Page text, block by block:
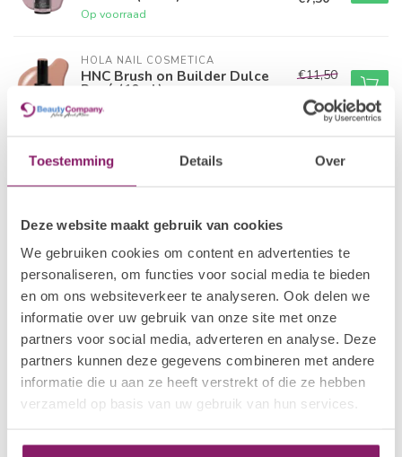
Toestemming Details Over
Deze website maakt gebruik van cookies
We gebruiken cookies om content en advertenties te
personaliseren, om functies voor social media te bieden
en om ons websiteverkeer te analyseren. Ook delen we
informatie over uw gebruik van onze site met onze
partners voor social media, adverteren en analyse. Deze
partners kunnen deze gegevens combineren met andere
informatie die u aan ze heeft verstrekt of die ze hebben
verzameld op basis van uw gebruik van hun services.
Op voorraad
HOLA NAIL COSMETICA
HNC Brush on Builder Dulce
Rosé (10ml)
Op voorraad
€11,50
HOLA NAIL COSMETICA
HNC Brush on Builder Estrella
Rosado (10ml)
€11,50
HOLA NAIL COSMETICA
HNC Brush on Builder Fantasia
Rosado (10ml)
Op voorraad
€7,50
HOLA NAIL COSMETICA
HNC Brush on Builder Cuarzo
Rosa (10 ml)
€11,50
€7,50